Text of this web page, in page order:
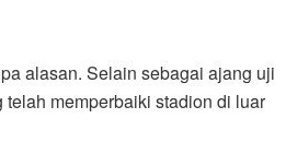
alasan. Selain sebagai ajang uji
memperbaiki stadion di luar